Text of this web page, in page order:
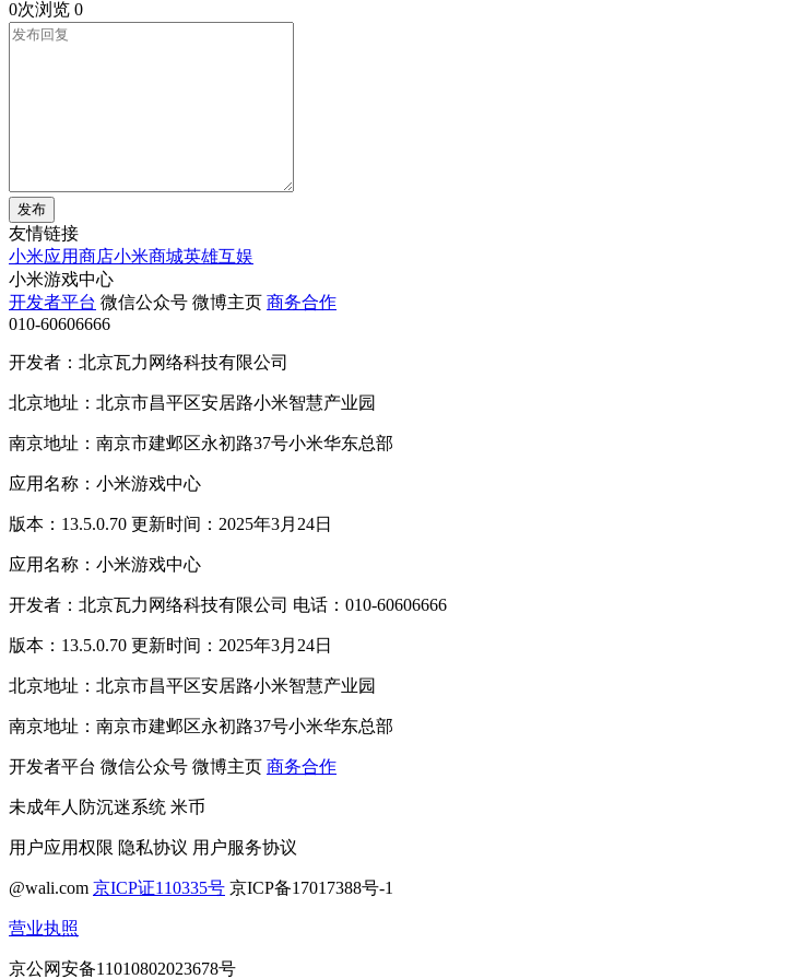
0次浏览 0
发布
友情链接
小米应用商店小米商城英雄互娱
小米游戏中心
开发者平台 微信公众号 微博主页 商务合作
010-60606666
开发者：北京瓦力网络科技有限公司
北京地址：北京市昌平区安居路小米智慧产业园
南京地址：南京市建邺区永初路37号小米华东总部
应用名称：小米游戏中心
版本：13.5.0.70 更新时间：2025年3月24日
应用名称：小米游戏中心
开发者：北京瓦力网络科技有限公司 电话：010-60606666
版本：13.5.0.70 更新时间：2025年3月24日
北京地址：北京市昌平区安居路小米智慧产业园
南京地址：南京市建邺区永初路37号小米华东总部
开发者平台 微信公众号 微博主页 商务合作
未成年人防沉迷系统 米币
用户应用权限 隐私协议 用户服务协议
@wali.com 京ICP证110335号 京ICP备17017388号-1
营业执照
京公网安备11010802023678号